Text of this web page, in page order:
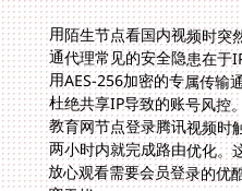
用陌生节点看国内视频时突
通代理常见的安全隐患在于